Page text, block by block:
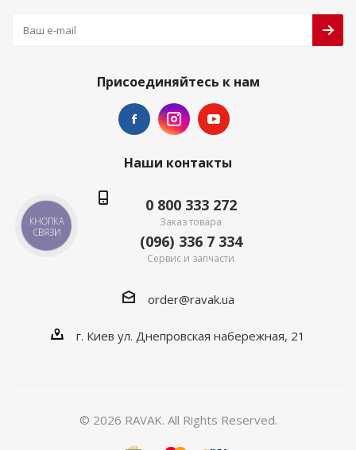
Присоединяйтесь к нам
Наши контакты
0 800 333 272
Заказ товара
(096) 336 7 334
Сервис и запчасти
order@ravak.ua
г. Киев ул. Днепровская набережная, 21
© 2026 RAVAK. All Rights Reserved.
КНОПКА
СВЯЗИ